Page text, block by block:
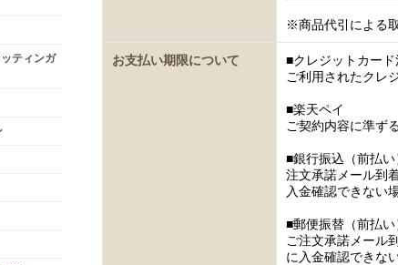
ティンガ
※商品代引による
お支払い期限について
■クレジットカード
ご利用されたクレ
■楽天ペイ
ご契約内容に準ずる
■銀行振込（前払い
注文承諾メール到
入金確認できない
■郵便振替（前払い
ご注文承諾メール
に入金確認できな